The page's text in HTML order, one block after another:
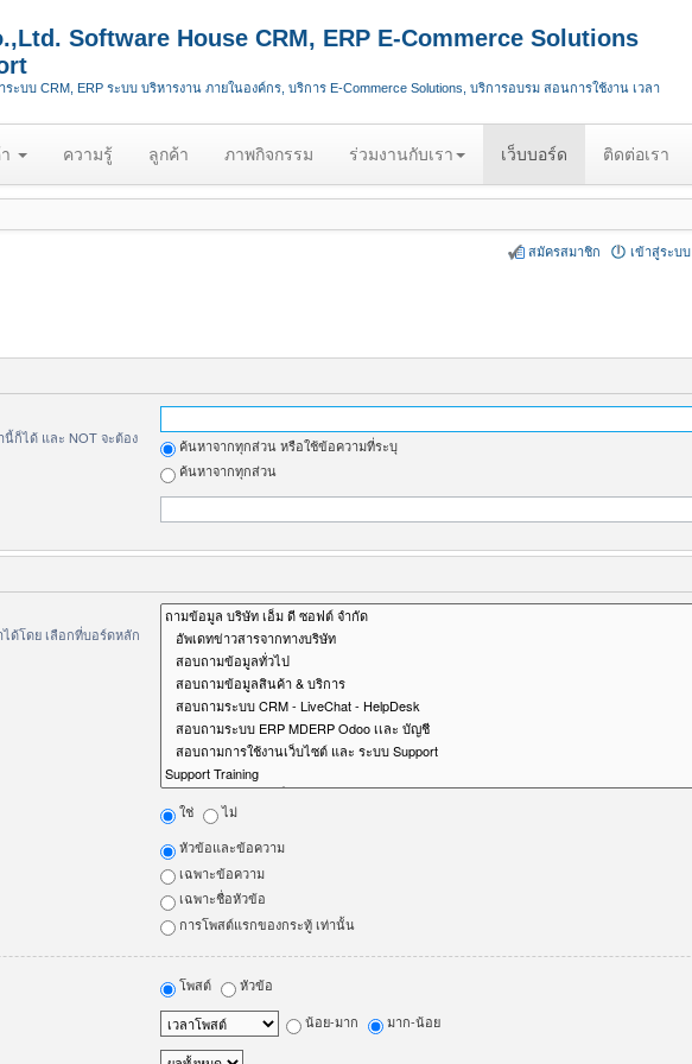
Software House CRM, ERP E-Commerce Solutions
ะบบ CRM, ERP ระบบ บริหารงาน ภายในองค์กร, บริการ E-Commerce Solutions, บริการอบรม สอนการใช้งาน เวลา
ความรู้ ลูกค้า ภาพกิจกรรม ร่วมงานกับเรา เว็บบอร์ด ติดต่อเรา
เข้าสู่ระบบ
สมัครสมาชิก
ก็ได้ และ NOT จะต้อง
ค้นหาจากทุกส่วน หรือใช้ข้อความที่ระบุ
ค้นหาจากทุกส่วน
ด้โดย เลือกที่บอร์ดหลัก
ใช่ ไม่
หัวข้อและข้อความ
เฉพาะข้อความ
เฉพาะชื่อหัวข้อ
การโพสต์แรกของกระทู้ เท่านั้น
โพสต์ หัวข้อ
น้อย-มาก มาก-น้อย